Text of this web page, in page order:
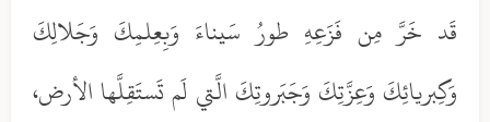
قَد خَرَّ مِن فَزَعِهِ طورُ سَيناءَ وَبِعِلمِكَ وَجَلالِكَ
وَكِبريائِكَ وَعِزَّتِكَ وَجَبَروتِكَ الَّتي لَم تَستَقِلَّها الأرض،